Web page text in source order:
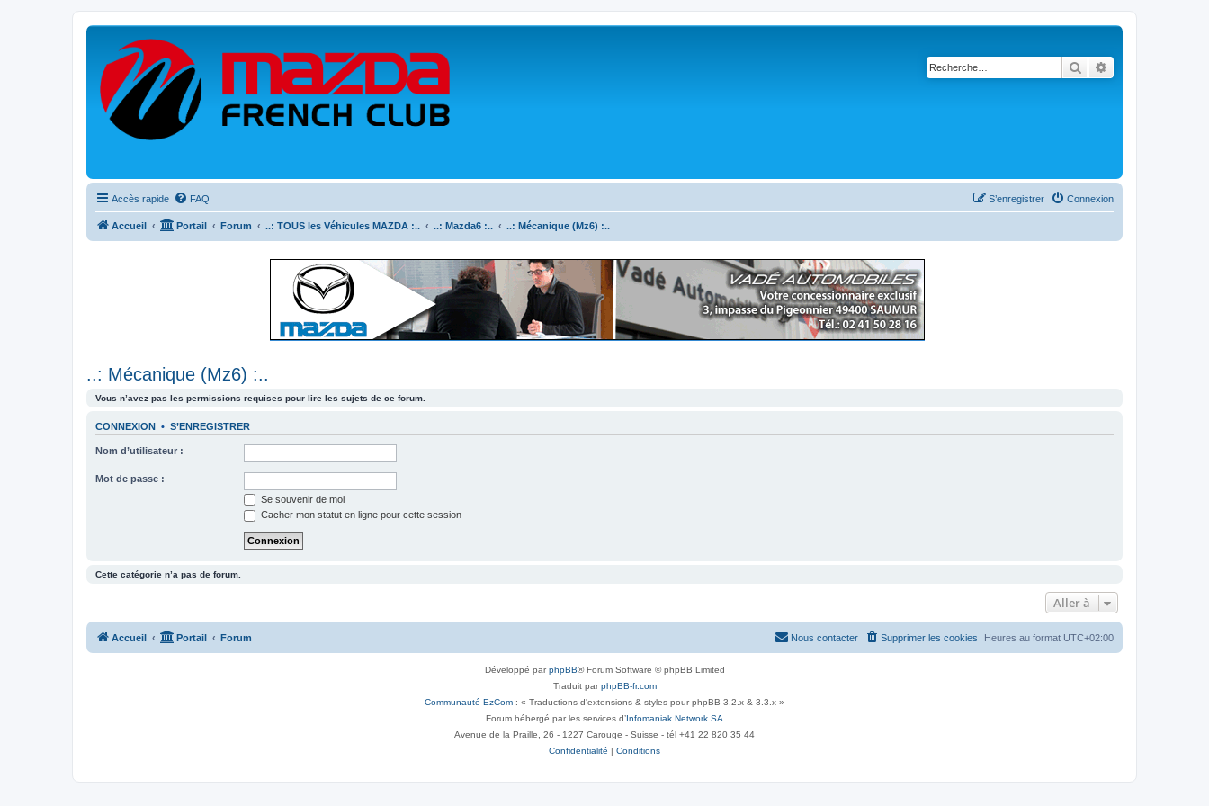
Rechercher
Accès rapide FAQ Connexion
S’enregistrer
Accueil Portail Forum ..: TOUS les Véhicules MAZDA :.. ..: Mazda6 :.. ..: Mécanique (Mz6) :..
..: Mécanique (Mz6) :..
Vous n’avez pas les permissions requises pour lire les sujets de ce forum.
CONNEXION • S’ENREGISTRER
Nom d’utilisateur :
Mot de passe :
Se souvenir de moi
Cacher mon statut en ligne pour cette session
Cette catégorie n’a pas de forum.
Aller à
Accueil Portail Forum Heures au format UTC+02:00
Supprimer les cookies
Nous contacter
Développé parphpBB® Forum Software © phpBB Limited
Traduit parphpBB-fr.com
Communauté EzCom : « Traductions d'extensions & styles pour phpBB 3.2.x & 3.3.x »
Forum hébergé par les services d’Infomaniak Network SA
Avenue de la Praille, 26 - 1227 Carouge - Suisse - tél +41 22 820 35 44
Confidentialité | Conditions